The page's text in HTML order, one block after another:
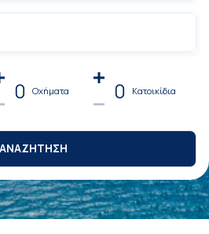
0 Οχήματα 0 Κατοικίδια
ΑΝΑΖΗΤΗΣΗ